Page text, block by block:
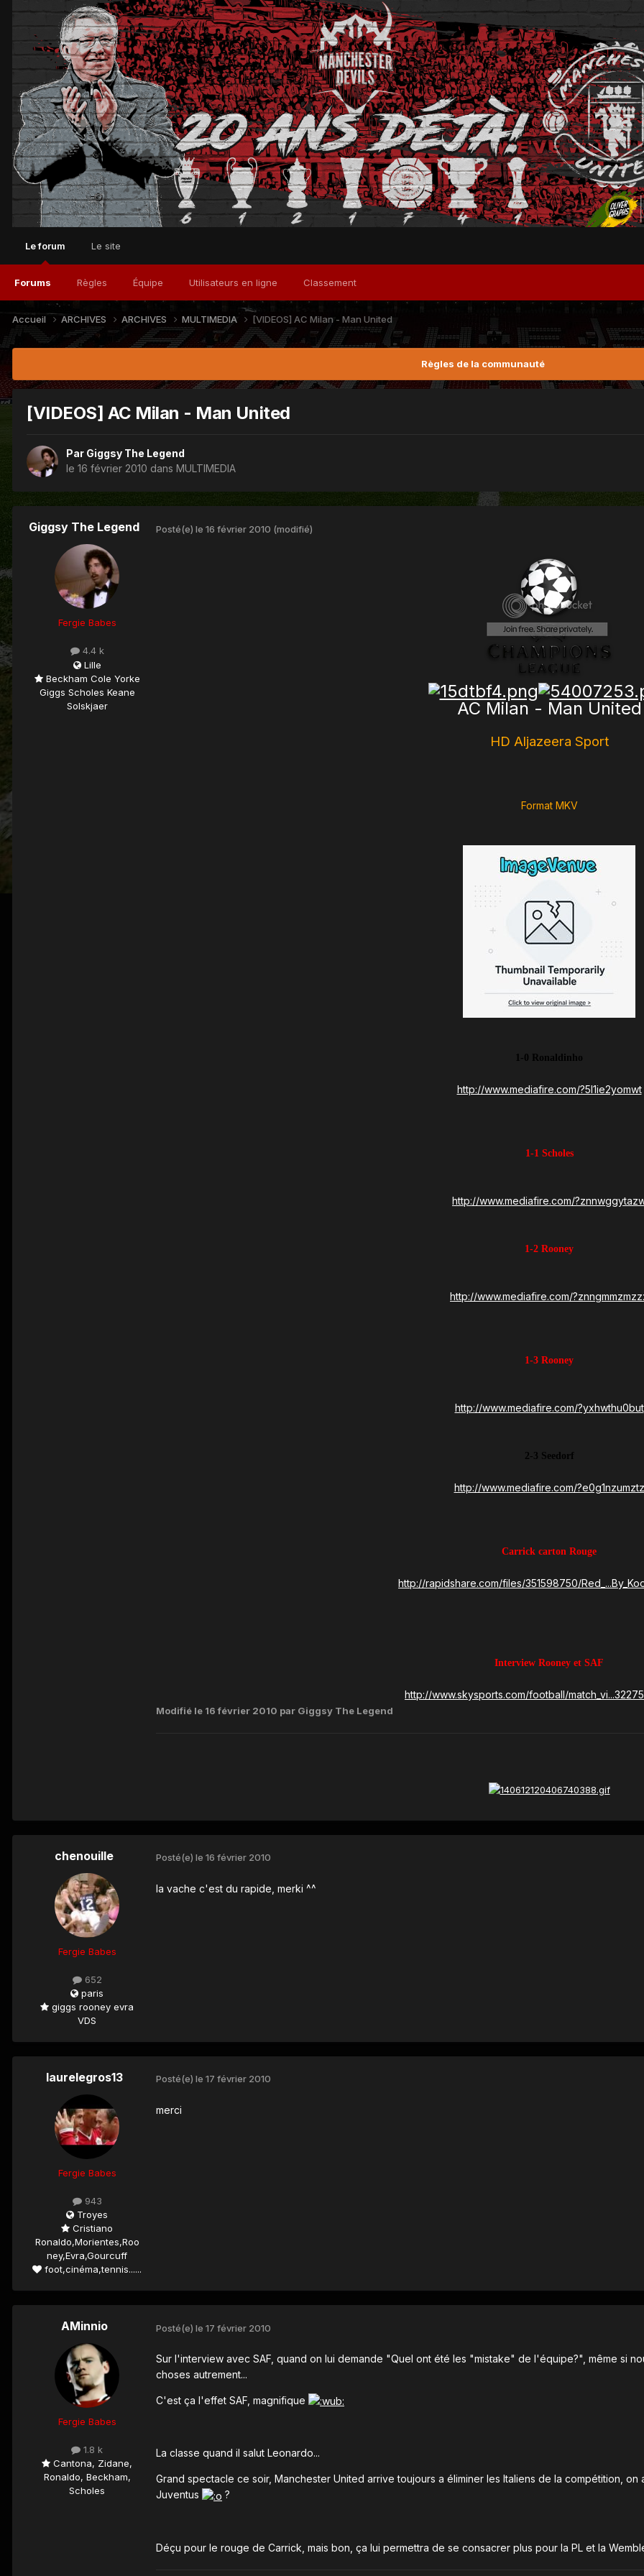
Le forum
Forums Règles Équipe Utilisateurs en ligne Classement
Le site
Accueil ARCHIVES ARCHIVES MULTIMEDIA [VIDEOS] AC Milan - Man United
Règles de la communauté
[VIDEOS] AC Milan - Man United
Par Giggsy The Legend
le 16 février 2010 dans MULTIMEDIA
Giggsy The Legend
Fergie Babes
4.4 k
Lille
Beckham Cole Yorke
Giggs Scholes Keane
Solskjaer
Posté(e) le 16 février 2010 (modifié)
AC Milan - Man United
HD Aljazeera Sport
Format MKV
1-0 Ronaldinho
http://www.mediafire.com/?5l1ie2yomwt
1-1 Scholes
http://www.mediafire.com/
1-2 Rooney
http://www.mediafire.com/
1-3 Rooney
http://www.mediafire.com/?yxhwthu0but
2-3 Seedorf
http://www.mediafire.com/?e0g1nzumztz
Carrick carton Rouge
http://rapidshare.com/files/351598750/
Interview Rooney et SAF
http://www.skysports.com/football/
Modifié le 16 février 2010 par Giggsy The Legend
chenouille
Fergie Babes
652
paris
giggs rooney evra
VDS
Posté(e) le 16 février 2010
la vache c'est du rapide, merki ^^
laurelegros13
Fergie Babes
943
Troyes
Cristiano
Ronaldo,Morientes,Roo
ney,Evra,Gourcuff
foot,cinéma,tennis......
Posté(e) le 17 février 2010
merci
AMinnio
Fergie Babes
1.8 k
Cantona, Zidane,
Ronaldo, Beckham,
Scholes
Posté(e) le 17 février 2010
Sur l'interview avec SAF, quand on lui demande "Quel ont été les "mistake" de l'équipe?", même si
choses autrement...
C'est ça l'effet SAF, magnifique
La classe quand il salut Leonardo...
Grand spectacle ce soir, Manchester United arrive toujours a éliminer les Italiens de la compétition,
Juventus
?
Déçu pour le rouge de Carrick, mais bon, ça lui permettra de se consacrer plus pour la PL et la